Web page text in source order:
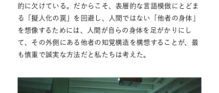
的に欠けている。だからこそ、表層的な言語模倣にとどま
る「擬人化の罠」を回避し、人間ではない「他者の身体」
を想像するためには、人間が自らの身体を足がかりにし
て、その外側にある他者の知覚構造を構想することが、最
も慎重で誠実な方法だと私たちは考えた。